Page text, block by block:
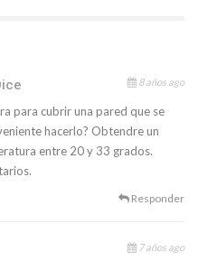
8 años ago
para cubrir una pared que se
hacerlo? Obtendre un
entre 20 y 33 grados.
Responder
7 años ago